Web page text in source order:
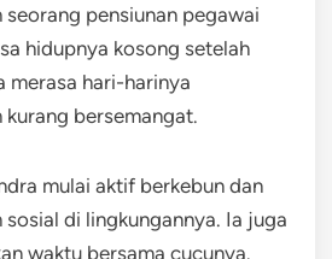
seorang pensiunan pegawai
hidupnya kosong setelah
merasa hari-harinya
kurang bersemangat.
mulai aktif berkebun dan
di lingkungannya. Ia juga
waktu bersama cucunya.